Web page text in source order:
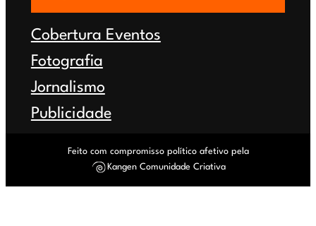
Cobertura Eventos
Fotografia
Jornalismo
Publicidade
Feito com compromisso político afetivo pela
Kangen Comunidade Criativa